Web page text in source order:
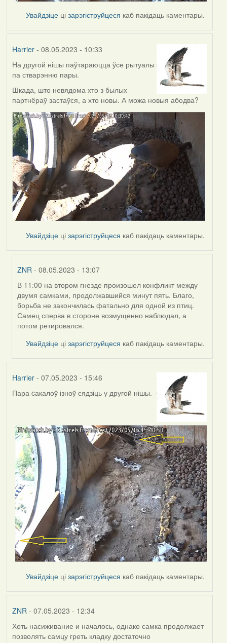
Увайдзіце цізарэгіструйцеся каб пакідаць каментары.
Harrier- 08.05.2023 - 10:33
На другой нішы паўтараюцца ўсе рытуалы
па стварэнню пары.
Шкада, што невядома хто з былых
партнёраў застаўся, а хто новы. А можа новыя абодва?
Увайдзіце цізарэгіструйцеся каб пакідаць каментары.
ZNR - 08.05.2023 - 13:07
In
reply
to
by
Harrier
В 11:00 на втором гнезде произошел конфликт между
двумя самками, продолжавшийся минут пять. Благо,
борьба не закончилась фатально для одной из птиц.
Самец сперва в стороне возмущенно наблюдал, а
потом ретировался.
Увайдзіце цізарэгіструйцеся каб пакідаць каментары.
Harrier- 07.05.2023 - 15:46
Пара cакалоў ізноў сядзіць у другой нішы.
Увайдзіце цізарэгіструйцеся каб пакідаць каментары.
ZNR - 07.05.2023 - 12:34
Хоть насиживание и началось, однако самка продолжает
позволять самцу греть кладку достаточно